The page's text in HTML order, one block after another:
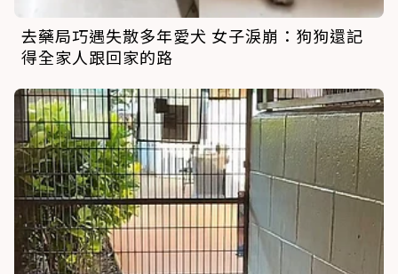
去藥局巧遇失散多年愛犬 女子淚崩：狗狗還記
得全家人跟回家的路